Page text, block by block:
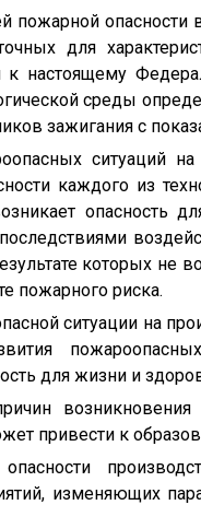
пожарной опасности
для
настоящему
среды
зажигания с
ситуаций
каждого из
опасность
которых
пожарного риска.
ситуации на
для жизни и
привести к
изменяющих